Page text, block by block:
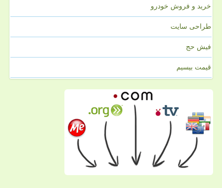
خرید و فروش خودرو
طراحی سایت
فیش حج
قیمت بیسیم